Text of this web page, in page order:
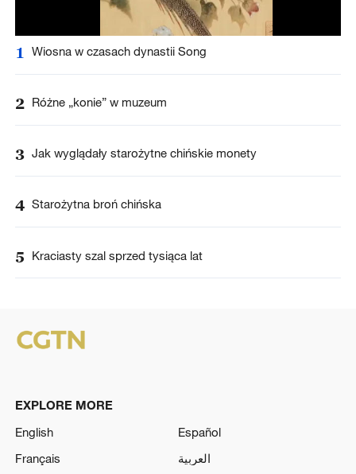
1 Wiosna w czasach dynastii Song
2 Różne „konie” w muzeum
3 Jak wyglądały starożytne chińskie monety
4 Starożytna broń chińska
5 Kraciasty szal sprzed tysiąca lat
EXPLORE MORE
English
Español
Français
العربية